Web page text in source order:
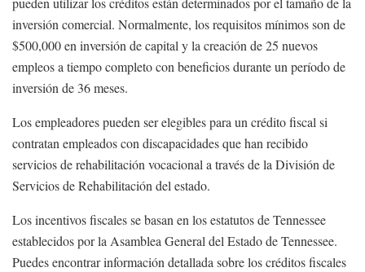
inversión comercial. Normalmente, los requisitos mínimos son de
$500,000 en inversión de capital y la creación de 25 nuevos
empleos a tiempo completo con beneficios durante un período de
inversión de 36 meses.
Los empleadores pueden ser elegibles para un crédito fiscal si
contratan empleados con discapacidades que han recibido
servicios de rehabilitación vocacional a través de la División de
Servicios de Rehabilitación del estado.
Los incentivos fiscales se basan en los estatutos de Tennessee
establecidos por la Asamblea General del Estado de Tennessee.
Puedes encontrar información detallada sobre los créditos fiscales